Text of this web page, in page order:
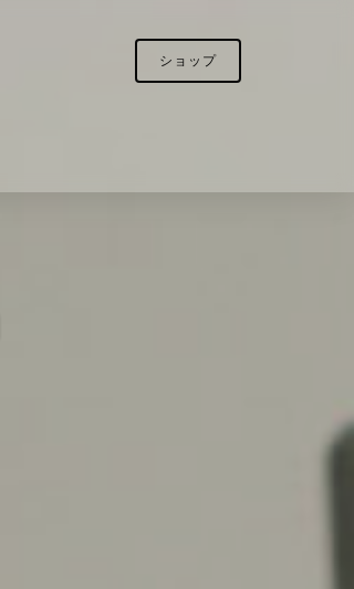
ショップ